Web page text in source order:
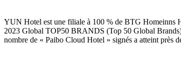
YUN Hotel est une filiale à 100 % de BTG Homeinns
2023 Global TOP50 BRANDS (Top 50 Global
nombre de « Paibo Cloud Hotel » signés a atteint près